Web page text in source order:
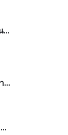
...
...